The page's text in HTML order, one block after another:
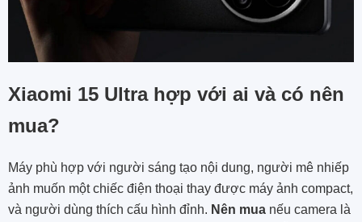
Xiaomi 15 Ultra hợp với ai và có nên
mua?
Máy phù hợp với người sáng tạo nội dung, người mê nhiếp
ảnh muốn một chiếc điện thoại thay được máy ảnh compact,
và người dùng thích cấu hình đỉnh. Nên mua nếu camera là